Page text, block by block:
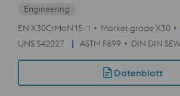
Engineering
EN X30CrMoN15-1
Market grade X30
UNS S42027
ASTM F899 DIN DIN
Datenblatt